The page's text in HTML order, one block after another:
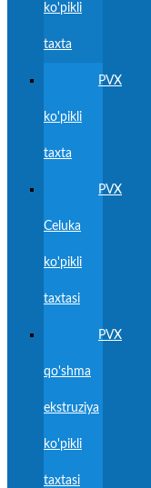
ko'pikli
taxta
PVX
ko'pikli
taxta
PVX
Celuka
ko'pikli
taxtasi
PVX
qo'shma
ekstruziya
ko'pikli
taxtasi